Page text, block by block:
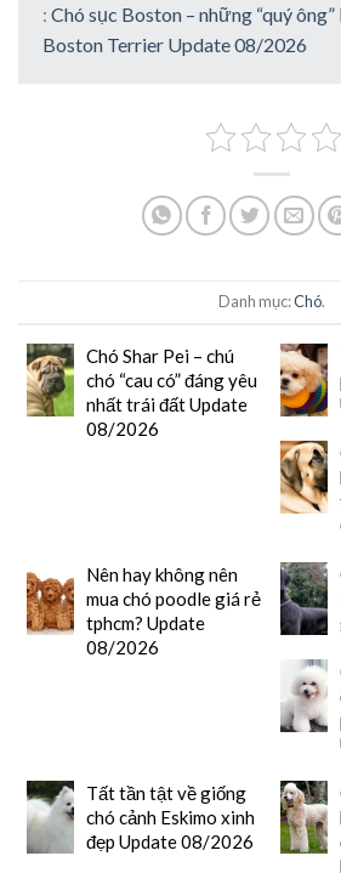
: Chó sục Boston – những “quý
Boston Terrier Update 08/2026
Danh mục:Chó.
Chó Shar Pei – chú
chó “cau có” đáng yêu
nhất trái đất Update
08/2026
Nên hay không nên
mua chó poodle giá rẻ
tphcm? Update
08/2026
Tất tần tật về giống
chó cảnh Eskimo xinh
đẹp Update 08/2026